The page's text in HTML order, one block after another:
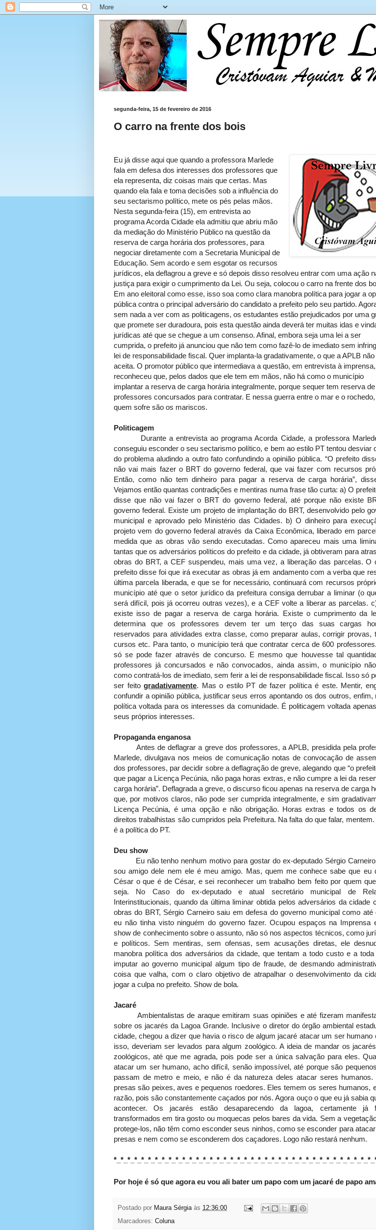
segunda-feira, 15 de fevereiro de 2016
O carro na frente dos bois
Eu já disse aqui que quando a professora Marlede
fala em defesa dos interesses dos professores que
ela representa, diz coisas mais que certas. Mas
quando ela fala e toma decisões sob a influência do
seu sectarismo político, mete os pés pelas mãos.
Nesta segunda-feira (15), em entrevista ao
programa Acorda Cidade ela admitiu que abriu mão
da mediação do Ministério Público na questão da
reserva de carga horária dos professores, para
negociar diretamente com a Secretaria Municipal de
Educação. Sem acordo e sem esgotar os recursos
jurídicos, ela deflagrou a greve e só depois disso resolveu entrar com uma ação
justiça para exigir o cumprimento da Lei. Ou seja, colocou o carro na frente dos
Em ano eleitoral como esse, isso soa como clara manobra política para jogar a
pública contra o principal adversário do candidato a prefeito pelo seu partido.
sem nada a ver com as politicagens, os estudantes estão prejudicados por uma
que promete ser duradoura, pois esta questão ainda deverá ter muitas idas e
jurídicas até que se chegue a um consenso. Afinal, embora seja uma lei a ser
cumprida, o prefeito já anunciou que não tem como fazê-lo de imediato sem
lei de responsabilidade fiscal. Quer implanta-la gradativamente, o que a APLB não
aceita. O promotor público que intermediava a questão, em entrevista à imprensa,
reconheceu que, pelos dados que ele tem em mãos, não há como o município
implantar a reserva de carga horária integralmente, porque sequer tem reserva de
professores concursados para contratar. E nessa guerra entre o mar e o rochedo,
quem sofre são os mariscos.
Politicagem
Durante a entrevista ao programa Acorda Cidade, a professora
conseguiu esconder o seu sectarismo político, e bem ao estilo PT tentou desviar
do problema aludindo a outro fato confundindo a opinião pública. “O prefeito
não vai mais fazer o BRT do governo federal, que vai fazer com recursos
Então, como não tem dinheiro para pagar a reserva de carga horária”,
Vejamos então quantas contradições e mentiras numa frase tão curta: a) O
disse que não vai fazer o BRT do governo federal, até porque não existe
governo federal. Existe um projeto de implantação do BRT, desenvolvido pelo
municipal e aprovado pelo Ministério das Cidades. b) O dinheiro para
projeto vem do governo federal através da Caixa Econômica, liberado em
medida que as obras vão sendo executadas. Como apareceu mais uma
tantas que os adversários políticos do prefeito e da cidade, já obtiveram para
obras do BRT, a CEF suspendeu, mais uma vez, a liberação das parcelas. O
prefeito disse foi que irá executar as obras já em andamento com a verba que
última parcela liberada, e que se for necessário, continuará com recursos
município até que o setor jurídico da prefeitura consiga derrubar a liminar (o
será difícil, pois já ocorreu outras vezes), e a CEF volte a liberar as parcelas.
existe isso de pagar a reserva de carga horária. Existe o cumprimento da
determina que os professores devem ter um terço das suas cargas
reservados para atividades extra classe, como preparar aulas, corrigir provas,
cursos etc. Para tanto, o município terá que contratar cerca de 600
só se pode fazer através de concurso. E mesmo que houvesse tal
professores já concursados e não convocados, ainda assim, o município
como contratá-los de imediato, sem ferir a lei de responsabilidade fiscal. Isso só
ser feitogradativamente. Mas o estilo PT de fazer política é este. Mentir,
confundir a opinião pública, justificar seus erros apontando os dos outros, enfim,
política voltada para os interesses da comunidade. É politicagem voltada
seus próprios interesses.
Propaganda enganosa
Antes de deflagrar a greve dos professores, a APLB, presidida pela
Marlede, divulgava nos meios de comunicação notas de convocação de
dos professores, par decidir sobre a deflagração de greve, alegando que “o
que pagar a Licença Pecúnia, não paga horas extras, e não cumpre a lei da
carga horária”. Deflagrada a greve, o discurso ficou apenas na reserva de carga
que, por motivos claros, não pode ser cumprida integralmente, e sim
Licença Pecúnia, é uma opção e não obrigação. Horas extras e todos os
direitos trabalhistas são cumpridos pela Prefeitura. Na falta do que falar,
é a política do PT.
Deu show
Eu não tenho nenhum motivo para gostar do ex-deputado Sérgio
sou amigo dele nem ele é meu amigo. Mas, quem me conhece sabe que eu
César o que é de César, e sei reconhecer um trabalho bem feito por quem
seja. No Caso do ex-deputado e atual secretário municipal de
Interinstitucionais, quando da última liminar obtida pelos adversários da cidade
obras do BRT, Sérgio Carneiro saiu em defesa do governo municipal como até
eu não tinha visto ninguém do governo fazer. Ocupou espaços na Imprensa
show de conhecimento sobre o assunto, não só nos aspectos técnicos, como
e políticos. Sem mentiras, sem ofensas, sem acusações diretas, ele
manobra política dos adversários da cidade, que tentam a todo custo e a toda
imputar ao governo municipal algum tipo de fraude, de desmando
coisa que valha, com o claro objetivo de atrapalhar o desenvolvimento da
jogar a culpa no prefeito. Show de bola.
Jacaré
Ambientalistas de araque emitiram suas opiniões e até fizeram
sobre os jacarés da Lagoa Grande. Inclusive o diretor do órgão ambiental
cidade, chegou a dizer que havia o risco de algum jacaré atacar um ser humano
isso, deveriam ser levados para algum zoológico. A ideia de mandar os
zoológicos, até que me agrada, pois pode ser a única salvação para eles.
atacar um ser humano, acho difícil, senão impossível, até porque são
passam de metro e meio, e não é da natureza deles atacar seres humanos.
presas são peixes, aves e pequenos roedores. Eles temem os seres humanos,
razão, pois são constantemente caçados por nós. Agora ouço o que eu já sabia
acontecer. Os jacarés estão desaparecendo da lagoa, certamente já
transformados em tira gosto ou moquecas pelos bares da vida. Sem a
protege-los, não têm como esconder seus ninhos, como se esconder para
presas e nem como se esconderem dos caçadores. Logo não restará nenhum.
Por hoje é só que agora eu vou ali bater um papo com um jacaré de papo
Postado por Maura Sérgia às 12:36:00
Marcadores: Coluna